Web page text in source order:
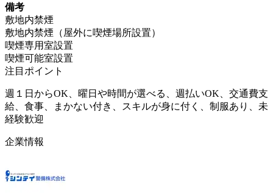
備考
敷地内禁煙
敷地内禁煙（屋外に喫煙場所設置）
喫煙専用室設置
喫煙可能室設置
注目ポイント
週１日からOK、曜日や時間が選べる、週払いOK、交通費支
給、食事、まかない付き、スキルが身に付く、制服あり、未
経験歓迎
企業情報